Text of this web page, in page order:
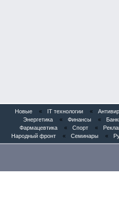
Новые « IT технологии «
Энергетика
« Финансы «
Фармацевтика
« Спорт «
Народный фронт
« Семинары «